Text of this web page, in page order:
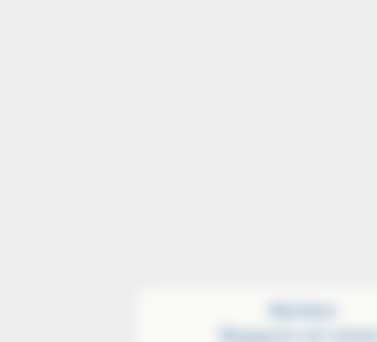
Alphabar
Begagnat och inbyten